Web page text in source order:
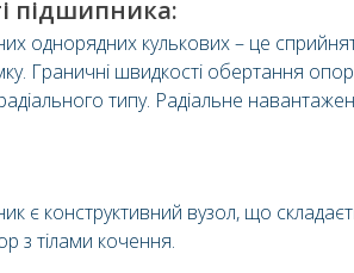
підшипника:
однорядних кулькових – це
Граничні швидкості обертання
типу. Радіальне
конструктивний вузол, що
з тілами кочення.